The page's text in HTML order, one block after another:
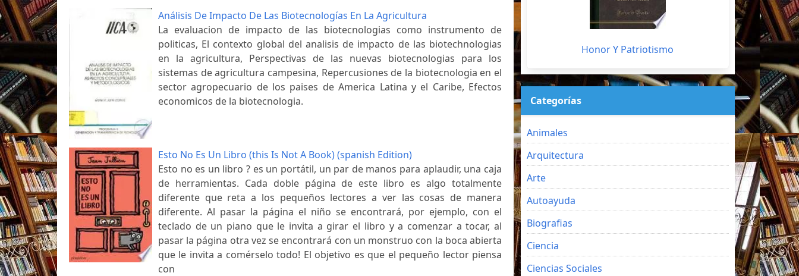
Análisis De Impacto De Las Biotecnologías En La Agricultura
La evaluacion de impacto de las biotecnologias como instrumento de
politicas, El contexto global del analisis de impacto de las biotechnologias
en la agricultura, Perspectivas de las nuevas biotecnologias para los
sistemas de agricultura campesina, Repercusiones de la biotecnologia en el
sector agropecuario de los paises de America Latina y el Caribe, Efectos
economicos de la biotecnologia.
Esto No Es Un Libro (this Is Not A Book) (spanish Edition)
Esto no es un libro ? es un portátil, un par de manos para aplaudir, una caja
de herramientas. Cada doble página de este libro es algo totalmente
diferente que reta a los pequeños lectores a ver las cosas de manera
diferente. Al pasar la página el niño se encontrará, por ejemplo, con el
teclado de un piano que le invita a girar el libro y a comenzar a tocar, al
pasar la página otra vez se encontrará con un monstruo con la boca abierta
que le invita a comérselo todo! El objetivo es que el pequeño lector piensa
con
Honor Y Patriotismo
Categorías
Animales
Arquitectura
Arte
Autoayuda
Biografias
Ciencia
Ciencias Sociales